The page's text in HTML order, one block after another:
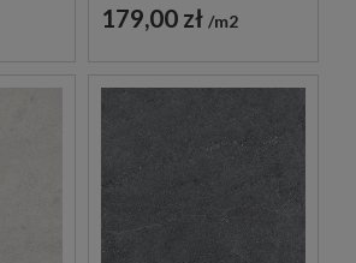
179,00 zł m2